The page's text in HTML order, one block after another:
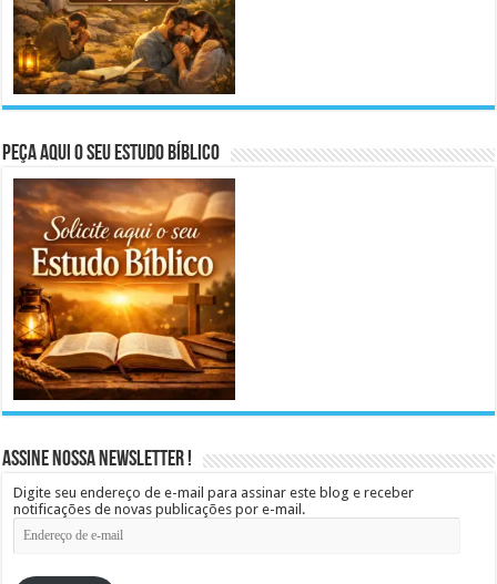
Peça aqui o seu Estudo Bíblico
Assine Nossa Newsletter !
Digite seu endereço de e-mail para assinar este blog e receber
notificações de novas publicações por e-mail.
Endereço
de
mail